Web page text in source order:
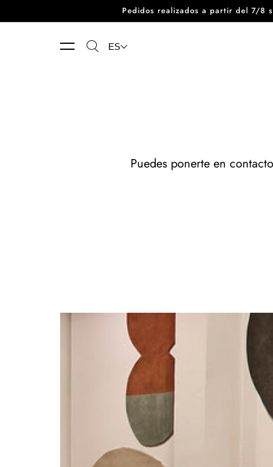
Ir directamente al contenidoPedidos realizados a partir del 7/8
ES
Puedes ponerte en